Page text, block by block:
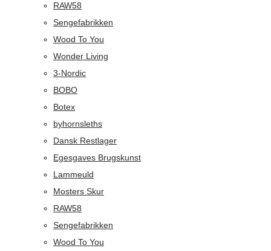
RAW58
Sengefabrikken
Wood To You
Wonder Living
3-Nordic
BOBO
Botex
byhornsleths
Dansk Restlager
Egesgaves Brugskunst
Lammeuld
Mosters Skur
RAW58
Sengefabrikken
Wood To You